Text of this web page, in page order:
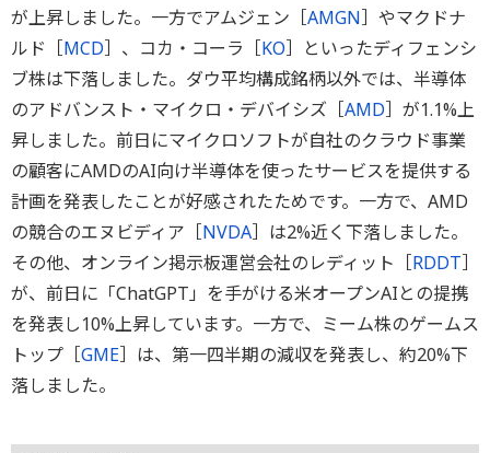
が上昇しました。一方でアムジェン［AMGN］やマクドナ
ルド［MCD］、コカ・コーラ［KO］といったディフェンシ
ブ株は下落しました。ダウ平均構成銘柄以外では、半導体
のアドバンスト・マイクロ・デバイシズ［AMD］が1.1%上
昇しました。前日にマイクロソフトが自社のクラウド事業
の顧客にAMDのAI向け半導体を使ったサービスを提供する
計画を発表したことが好感されたためです。一方で、AMD
の競合のエヌビディア［NVDA］は2%近く下落しました。
その他、オンライン掲示板運営会社のレディット［RDDT］
が、前日に「ChatGPT」を手がける米オープンAIとの提携
を発表し10%上昇しています。一方で、ミーム株のゲームス
トップ［GME］は、第一四半期の減収を発表し、約20%下
落しました。